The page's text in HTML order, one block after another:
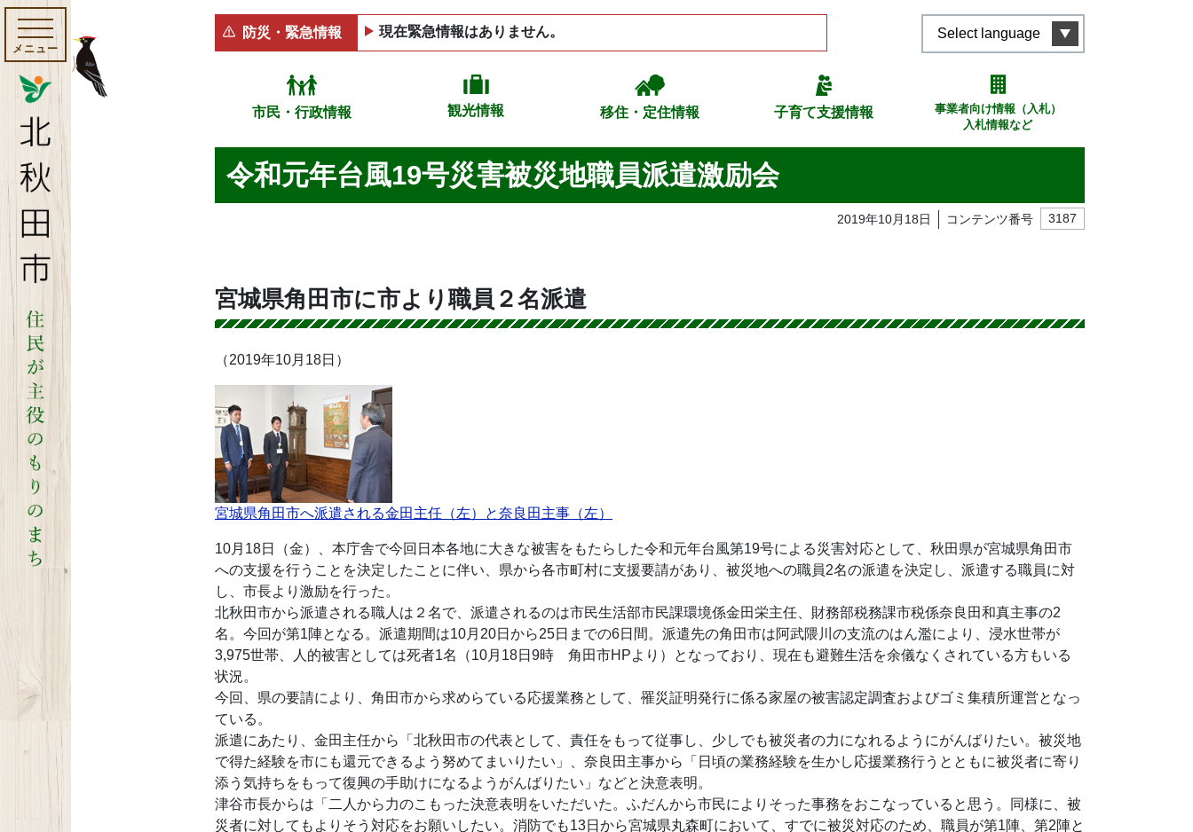
メニュー
防災・緊急情報 現在緊急情報はありません。 Select language
市民・行政情報 観光情報 移住・定住情報 子育て支援情報
事業者向け情報（入札）
入札情報など
令和元年台風19号災害被災地職員派遣激励会
2019年10月18日 コンテンツ番号 3187
宮城県角田市に市より職員２名派遣
（2019年10月18日）
宮城県角田市へ派遣される金田主任（左）と奈良田主事（左）
10月18日（金）、本庁舎で今回日本各地に大きな被害をもたらした令和元年台風第19号による災害対応として、秋田県が宮城県角田市
への支援を行うことを決定したことに伴い、県から各市町村に支援要請があり、被災地への職員2名の派遣を決定し、派遣する職員に対
し、市長より激励を行った。
北秋田市から派遣される職人は２名で、派遣されるのは市民生活部市民課環境係金田栄主任、財務部税務課市税係奈良田和真主事の2
名。今回が第1陣となる。派遣期間は10月20日から25日までの6日間。派遣先の角田市は阿武隈川の支流のはん濫により、浸水世帯が
3,975世帯、人的被害としては死者1名（10月18日9時 角田市HPより）となっており、現在も避難生活を余儀なくされている方もいる
状況。
今回、県の要請により、角田市から求めらている応援業務として、罹災証明発行に係る家屋の被害認定調査およびゴミ集積所運営となっ
ている。
派遣にあたり、金田主任から「北秋田市の代表として、責任をもって従事し、少しでも被災者の力になれるようにがんばりたい。被災地
で得た経験を市にも還元できるよう努めてまいりたい」、奈良田主事から「日頃の業務経験を生かし応援業務行うとともに被災者に寄り
添う気持ちをもって復興の手助けになるようがんばりたい」などと決意表明。
津谷市長からは「二人から力のこもった決意表明をいただいた。ふだんから市民によりそった事務をおこなっていると思う。同様に、被
災者に対してもよりそう対応をお願いしたい。消防でも13日から宮城県丸森町において、すでに被災対応のため、職員が第1陣、第2陣と